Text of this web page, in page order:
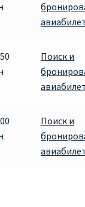
Поиск и
Поиск и